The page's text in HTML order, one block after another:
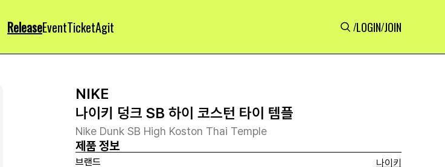
ReleaseEventTicketAgit /LOGIN/JOIN
NIKE
나이키 덩크 SB 하이 코스턴 타이 템플
Nike Dunk SB High Koston Thai Temple
제품 정보
브랜드
나이키